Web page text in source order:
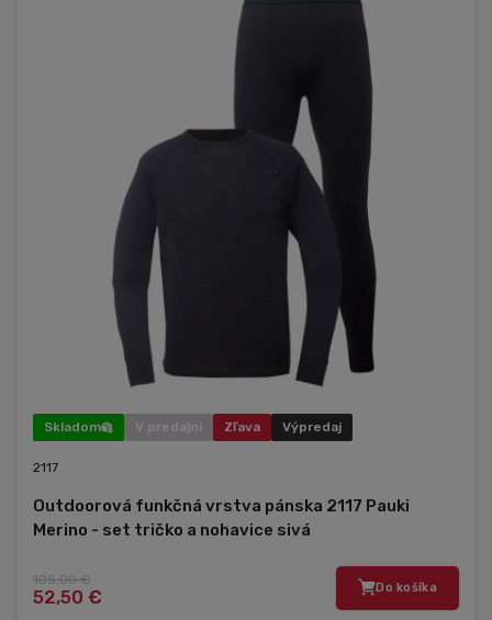
Skladom V predajni Zľava Výpredaj
2117
Outdoorová funkčná vrstva pánska 2117 Pauki
Merino - set tričko a nohavice sivá
105,00 €
52,50 € Do košíka